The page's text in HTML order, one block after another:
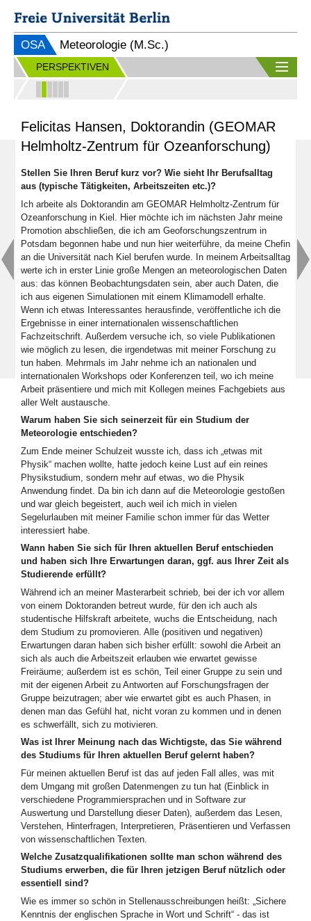
OSA Meteorologie (M.Sc.)
PERSPEKTIVEN
Felicitas Hansen, Doktorandin (GEOMAR
Helmholtz-Zentrum für Ozeanforschung)
Stellen Sie Ihren Beruf kurz vor? Wie sieht Ihr Berufsalltag
aus (typische Tätigkeiten, Arbeitszeiten etc.)?
Ich arbeite als Doktorandin am GEOMAR Helmholtz-Zentrum für
Ozeanforschung in Kiel. Hier möchte ich im nächsten Jahr meine
Promotion abschließen, die ich am Geoforschungszentrum in
Potsdam begonnen habe und nun hier weiterführe, da meine Chefin
an die Universität nach Kiel berufen wurde. In meinem Arbeitsalltag
werte ich in erster Linie große Mengen an meteorologischen Daten
aus: das können Beobachtungsdaten sein, aber auch Daten, die
ich aus eigenen Simulationen mit einem Klimamodell erhalte.
Wenn ich etwas Interessantes herausfinde, veröffentliche ich die
Ergebnisse in einer internationalen wissenschaftlichen
Fachzeitschrift. Außerdem versuche ich, so viele Publikationen
wie möglich zu lesen, die irgendetwas mit meiner Forschung zu
tun haben. Mehrmals im Jahr nehme ich an nationalen und
internationalen Workshops oder Konferenzen teil, wo ich meine
Arbeit präsentiere und mich mit Kollegen meines Fachgebiets aus
aller Welt austausche.
Warum haben Sie sich seinerzeit für ein Studium der
Meteorologie entschieden?
Zum Ende meiner Schulzeit wusste ich, dass ich „etwas mit
Physik“ machen wollte, hatte jedoch keine Lust auf ein reines
Physikstudium, sondern mehr auf etwas, wo die Physik
Anwendung findet. Da bin ich dann auf die Meteorologie gestoßen
und war gleich begeistert, auch weil ich mich in vielen
Segelurlauben mit meiner Familie schon immer für das Wetter
interessiert habe.
Wann haben Sie sich für Ihren aktuellen Beruf entschieden
und haben sich Ihre Erwartungen daran, ggf. aus Ihrer Zeit als
Studierende erfüllt?
Während ich an meiner Masterarbeit schrieb, bei der ich vor allem
von einem Doktoranden betreut wurde, für den ich auch als
studentische Hilfskraft arbeitete, wuchs die Entscheidung, nach
dem Studium zu promovieren. Alle (positiven und negativen)
Erwartungen daran haben sich bisher erfüllt: sowohl die Arbeit an
sich als auch die Arbeitszeit erlauben wie erwartet gewisse
Freiräume; außerdem ist es schön, Teil einer Gruppe zu sein und
mit der eigenen Arbeit zu Antworten auf Forschungsfragen der
Gruppe beizutragen; aber wie erwartet gibt es auch Phasen, in
denen man das Gefühl hat, nicht voran zu kommen und in denen
es schwerfällt, sich zu motivieren.
Was ist Ihrer Meinung nach das Wichtigste, das Sie während
des Studiums für Ihren aktuellen Beruf gelernt haben?
Für meinen aktuellen Beruf ist das auf jeden Fall alles, was mit
dem Umgang mit großen Datenmengen zu tun hat (Einblick in
verschiedene Programmiersprachen und in Software zur
Auswertung und Darstellung dieser Daten), außerdem das Lesen,
Verstehen, Hinterfragen, Interpretieren, Präsentieren und Verfassen
von wissenschaftlichen Texten.
Welche Zusatzqualifikationen sollte man schon während des
Studiums erwerben, die für Ihren jetzigen Beruf nützlich oder
essentiell sind?
Wie es immer so schön in Stellenausschreibungen heißt: „Sichere
Kenntnis der englischen Sprache in Wort und Schrift“ - das ist